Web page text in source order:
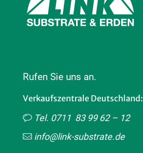
Rufen Sie uns an.
Verkaufszentrale Deutschland:
Tel. 0711 83 99 62 – 12
info@link-substrate.de